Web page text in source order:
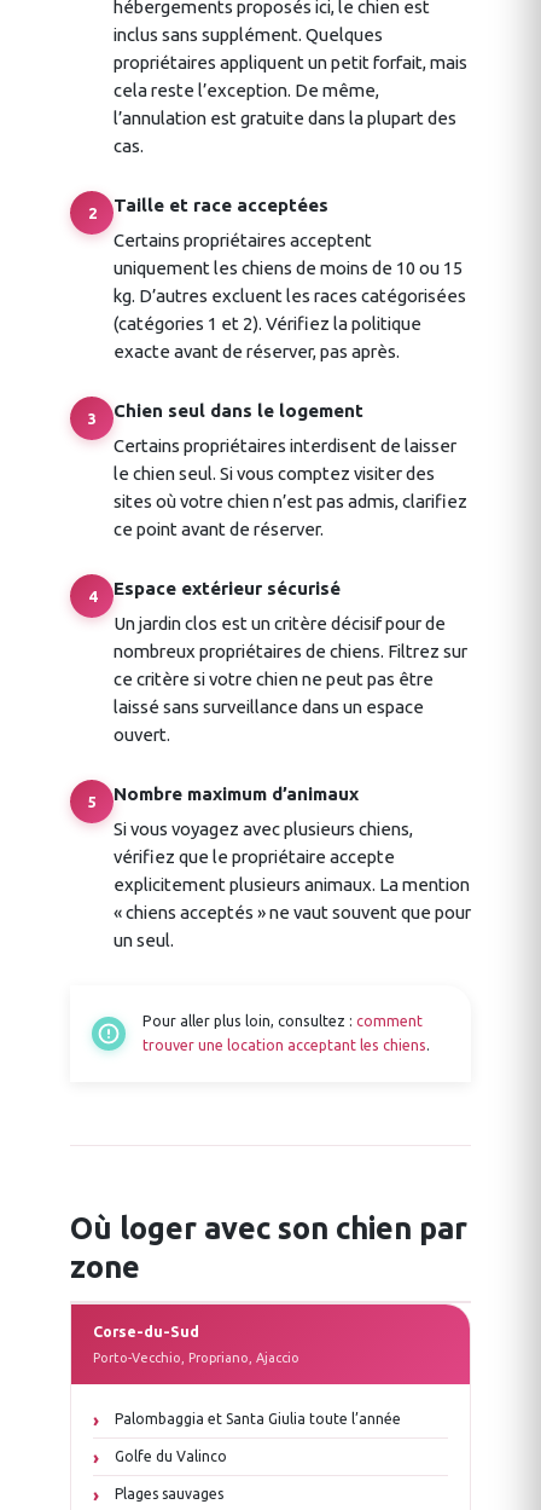
hébergements proposés ici, le chien est
inclus sans supplément. Quelques
propriétaires appliquent un petit forfait, mais
cela reste l’exception. De même,
l’annulation est gratuite dans la plupart des
cas.
2
Taille et race acceptées
Certains propriétaires acceptent
uniquement les chiens de moins de 10 ou 15
kg. D’autres excluent les races catégorisées
(catégories 1 et 2). Vérifiez la politique
exacte avant de réserver, pas après.
3
Chien seul dans le logement
Certains propriétaires interdisent de laisser
le chien seul. Si vous comptez visiter des
sites où votre chien n’est pas admis, clarifiez
ce point avant de réserver.
4
Espace extérieur sécurisé
Un jardin clos est un critère décisif pour de
nombreux propriétaires de chiens. Filtrez sur
ce critère si votre chien ne peut pas être
laissé sans surveillance dans un espace
ouvert.
5
Nombre maximum d’animaux
Si vous voyagez avec plusieurs chiens,
vérifiez que le propriétaire accepte
explicitement plusieurs animaux. La mention
« chiens acceptés » ne vaut souvent que pour
un seul.
Pour aller plus loin, consultez : comment
trouver une location acceptant les chiens.
Où loger avec son chien par
zone
Corse-du-Sud
Porto-Vecchio, Propriano, Ajaccio
Palombaggia et Santa Giulia toute l’année
Golfe du Valinco
Plages sauvages